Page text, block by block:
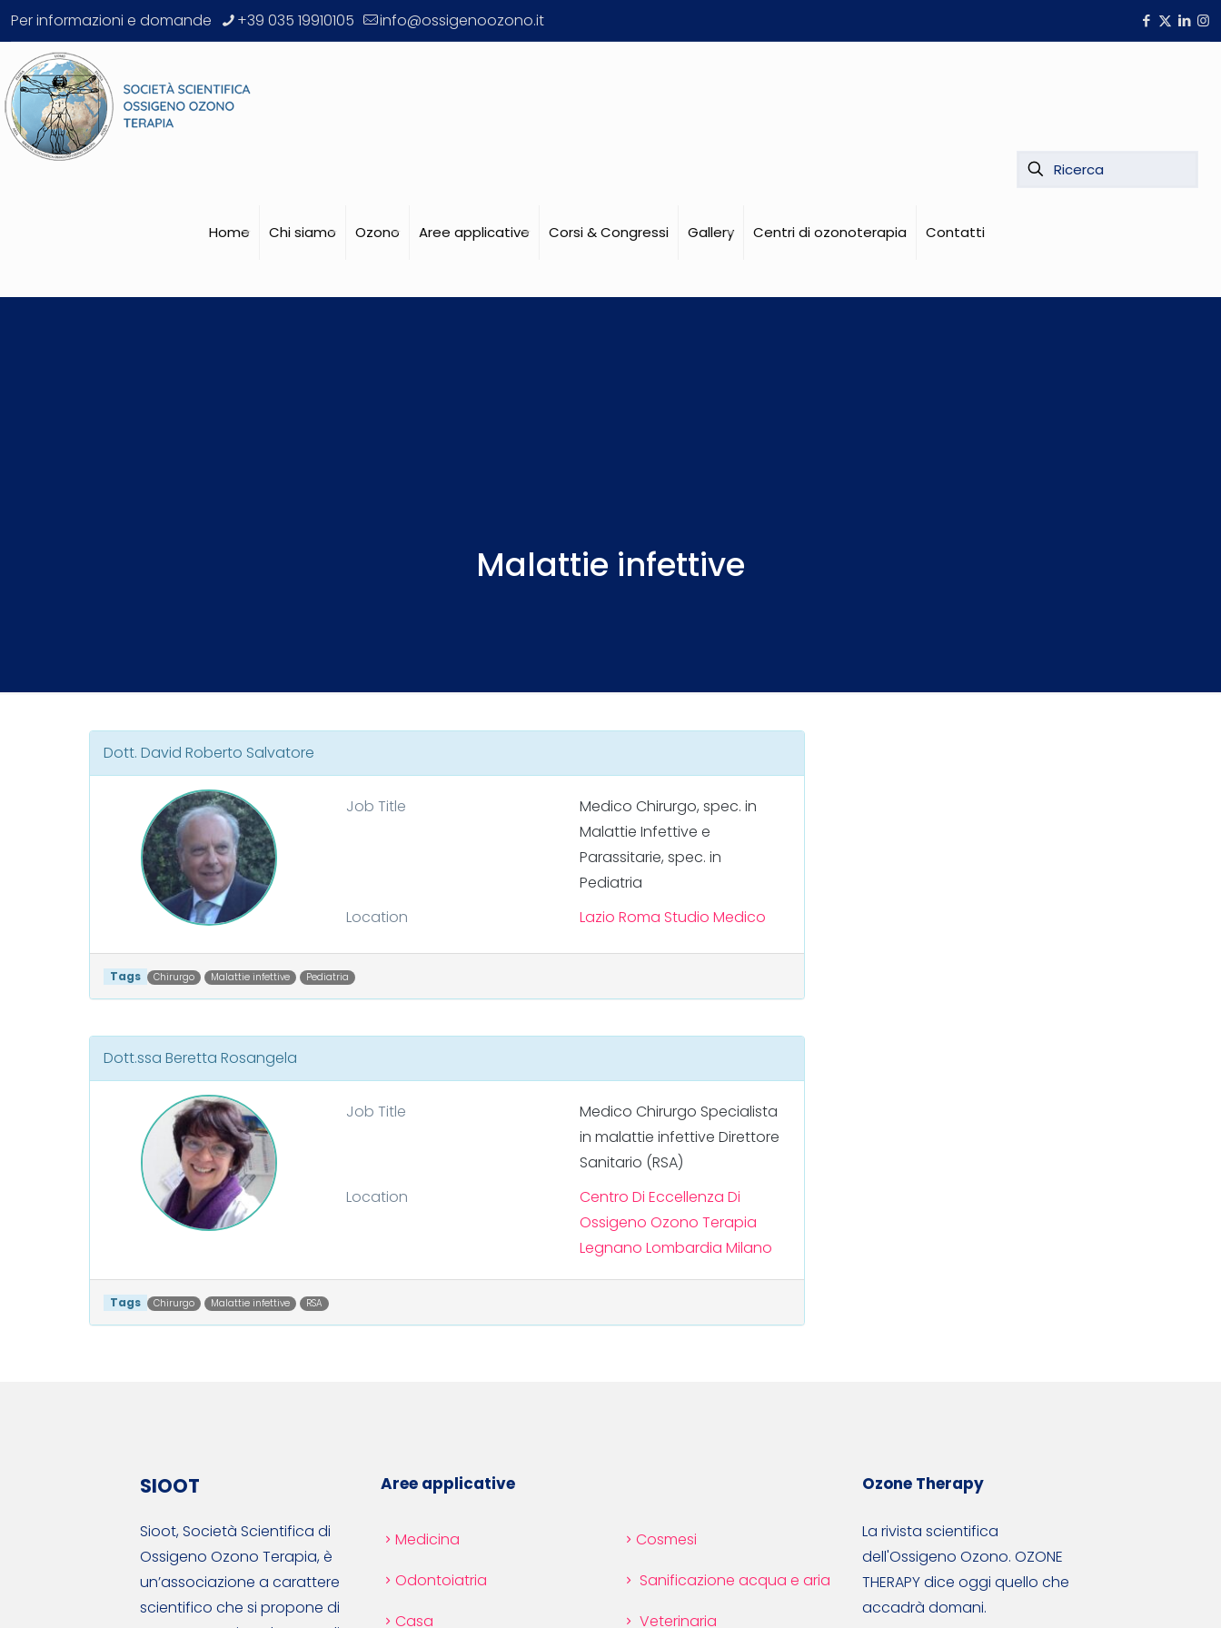
Per informazioni e domande +39 035 19910105 info@ossigenoozono.it
Home Chi siamo Ozono Aree applicative Corsi & Congressi Gallery Centri di ozonoterapia Contatti
Malattie infettive
Dott. David Roberto Salvatore
Job Title
Medico Chirurgo, spec. in
Malattie Infettive e
Parassitarie, spec. in
Pediatria
Location
Lazio Roma Studio Medico
Tags Chirurgo Malattie infettive Pediatria
Dott.ssa Beretta Rosangela
Job Title
Medico Chirurgo Specialista
in malattie infettive Direttore
Sanitario (RSA)
Location
Centro Di Eccellenza Di
Ossigeno Ozono Terapia
Legnano Lombardia Milano
Tags Chirurgo Malattie infettive RSA
SIOOT
Sioot, Società Scientifica di
Ossigeno Ozono Terapia, è
un’associazione a carattere
scientifico che si propone di
Aree applicative
Medicina
Odontoiatria
Casa
Cosmesi
Sanificazione acqua e aria
Veterinaria
Ozone Therapy
La rivista scientifica
dell'Ossigeno Ozono. OZONE
THERAPY dice oggi quello che
accadrà domani.